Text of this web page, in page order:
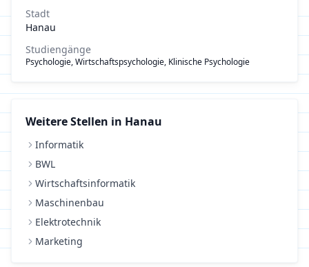
Stadt
Hanau
Studiengänge
Psychologie, Wirtschaftspsychologie, Klinische Psychologie
Weitere Stellen in Hanau
Informatik
BWL
Wirtschaftsinformatik
Maschinenbau
Elektrotechnik
Marketing